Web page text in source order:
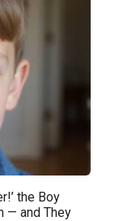
the Boy
— and They